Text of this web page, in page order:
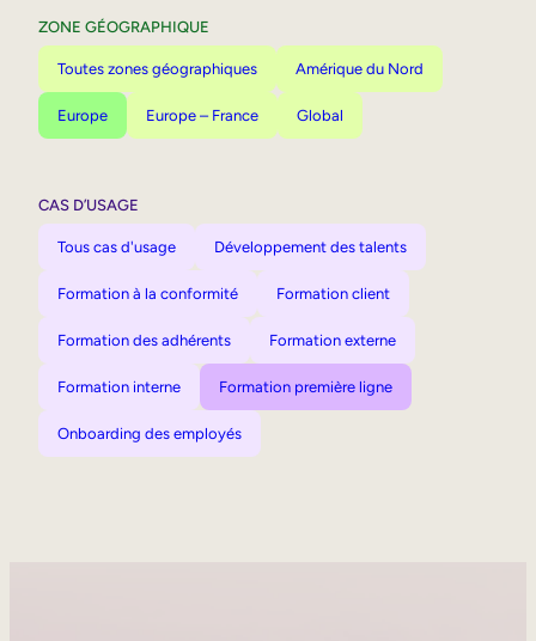
ZONE GÉOGRAPHIQUE
Toutes zones géographiques Amérique du Nord
Europe Europe – France Global
CAS D’USAGE
Tous cas d'usage Développement des talents
Formation à la conformité Formation client
Formation des adhérents Formation externe
Formation interne Formation première ligne
Onboarding des employés